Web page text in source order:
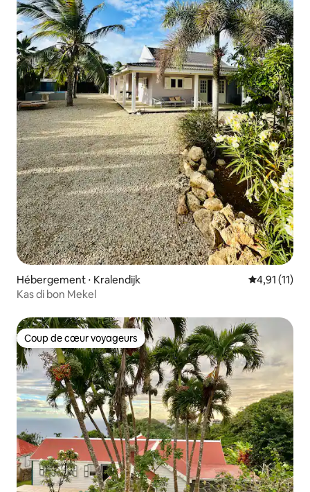
Hébergement ⋅ Kralendijk Évaluation
4,91 (11)
Kas di bon Mekel
Coup de cœur voyageurs
Coup de cœur voyageurs